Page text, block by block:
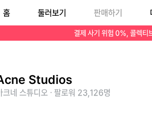
to Create Novel Expression)'의 줄임말인 아크네라는 이름처럼 패션과 문화·예술을 아우르는 컨
결제 사기 위험 0%, 콜렉티
홈 둘러보기 판매하기
Studios
크네 스튜디오 · 팔로워 23,126명